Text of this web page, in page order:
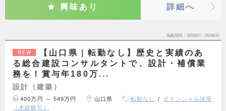
興味あり 詳細へ
掲載期間 26/08/07～26/08/20
NEW
【山口県｜転勤なし】歴史と実績のあ
る総合建設コンサルタントで、設計・補償業
務を！賞与年180万...
設計（建築）
400万円 ～ 549万円 山口県 転勤なし
ポテンシャル採用
（未経験可）